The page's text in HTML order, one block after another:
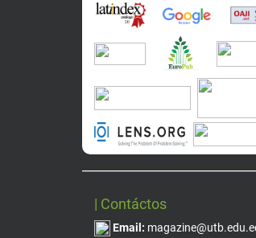
| Contáctos
Email: